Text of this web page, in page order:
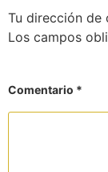
Tu dirección de
Los campos
Comentario *